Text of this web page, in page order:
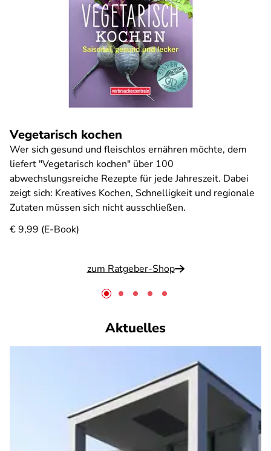
Vegetarisch kochen
Wer sich gesund und fleischlos ernähren möchte, dem
liefert "Vegetarisch kochen" über 100
abwechslungsreiche Rezepte für jede Jahreszeit. Dabei
zeigt sich: Kreatives Kochen, Schnelligkeit und regionale
Zutaten müssen sich nicht ausschließen.
€ 9,99 (E-Book)
zum Ratgeber-Shop
Aktuelles